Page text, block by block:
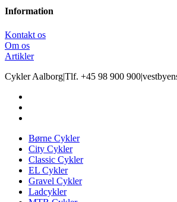
Information
Kontakt os
Om os
Artikler
Cykler Aalborg|Tlf. +45 98 900 900|
Børne Cykler
City Cykler
Classic Cykler
EL Cykler
Gravel Cykler
Ladcykler